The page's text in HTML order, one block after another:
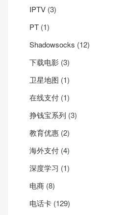
IPTV (3)
PT (1)
Shadowsocks (12)
下载电影 (3)
卫星地图 (1)
在线支付 (1)
挣钱宝系列 (3)
教育优惠 (2)
海外支付 (4)
深度学习 (1)
电商 (8)
电话卡 (129)